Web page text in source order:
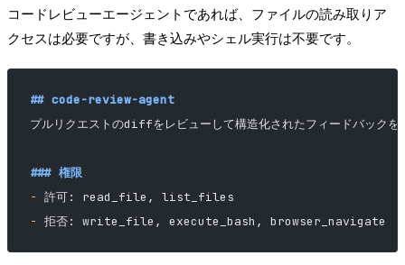
コードレビューエージェントであれば、ファイルの読み取りア
クセスは必要ですが、書き込みやシェル実行は不要です。
## code-review-agent
プルリクエストのdiffをレビューして構造化されたフィードバックを
### 権限
- 許可: read_file, list_files
- 拒否: write_file, execute_bash, browser_navigate